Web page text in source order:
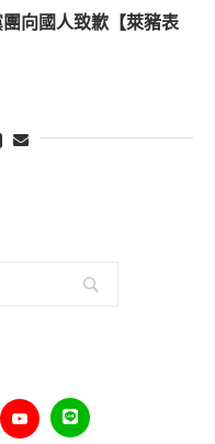
向國人致歉【萊豬表